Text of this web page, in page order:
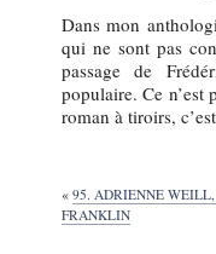
Dans mon
qui ne sont pas
passage de
populaire. Ce n’est
roman à tiroirs,
« 95. ADRIENNE
FRANKLIN